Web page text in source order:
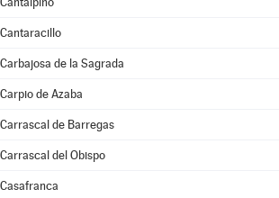
Cantaracillo
Carbajosa de la Sagrada
Carpio de Azaba
Carrascal de Barregas
Carrascal del Obispo
Casafranca